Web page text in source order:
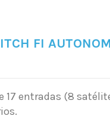
FI
17 entradas (8